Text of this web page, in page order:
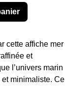
cette affiche mer
et
l’univers marin
minimaliste. Ce